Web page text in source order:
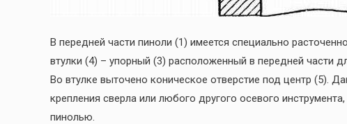
В передней части пиноли (1) имеется специально
втулки (4) – упорный (3) расположенный в передней части
Во втулке выточено коническое отверстие под центр (5).
крепления сверла или любого другого осевого
пинолью.